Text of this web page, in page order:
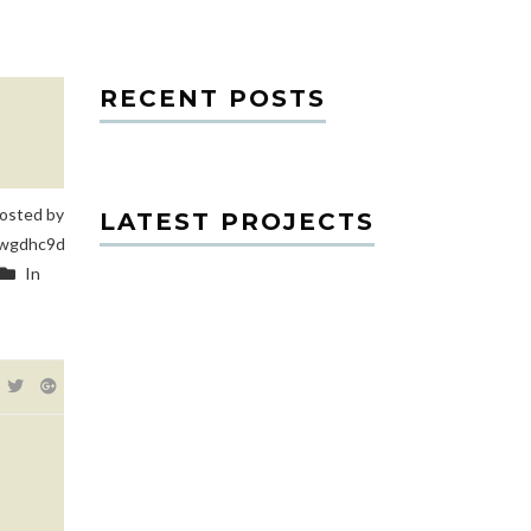
by
In
RECENT POSTS
LATEST PROJECTS